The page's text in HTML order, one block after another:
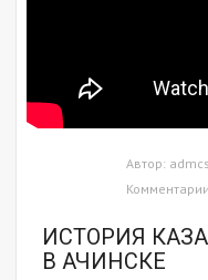
Автор:
Комментарии
ИСТОРИЯ
В АЧИНСКЕ